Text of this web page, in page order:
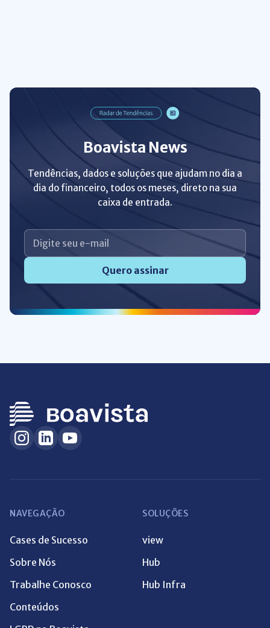
Boavista News
Tendências, dados e soluções que ajudam no dia a
dia do financeiro, todos os meses, direto na sua
caixa de entrada.
Quero assinar
NAVEGAÇÃO
Cases de Sucesso
Sobre Nós
Trabalhe Conosco
Conteúdos
SOLUÇÕES
view
Hub
Hub Infra